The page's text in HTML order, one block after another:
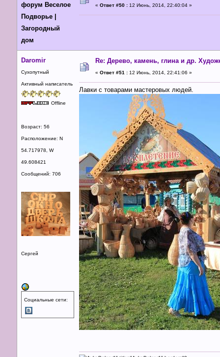
форум Веселое
Подворье |
Загородный
дом
« Ответ #50 : 12 Июнь, 2014, 22:40:04 »
Daromir
Сухопутный
Активный написатель
Offline
Возраст: 56
Расположение: N
54.717978, W
49.608421
Сообщений: 706
Сергей
Социальные сети:
Re: Дерево, камень, глина и др.
« Ответ #51 : 12 Июнь, 2014, 22:41:06 »
Лавки с товарами мастеровых людей.